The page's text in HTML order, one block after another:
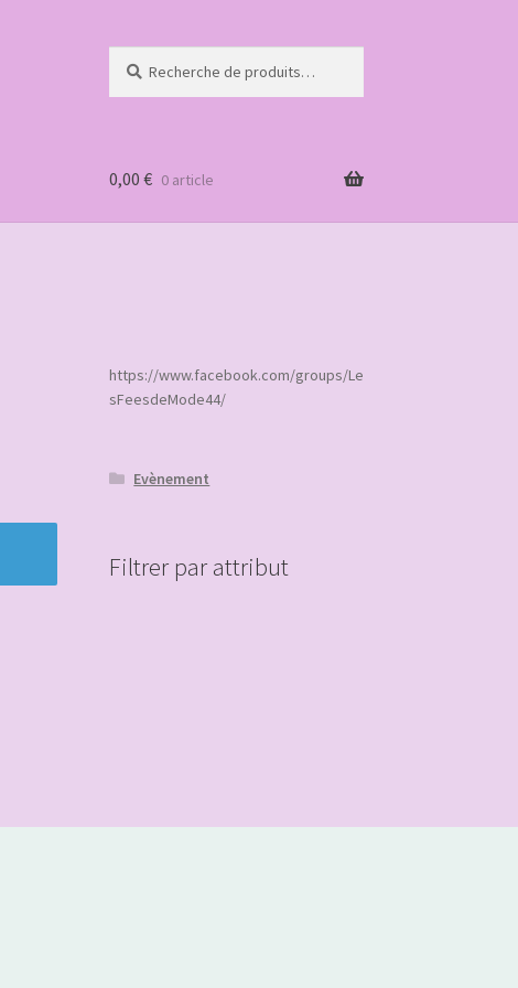
pour :
0,00 € 0 article
https://www.facebook.com/groups/Le
sFeesdeMode44/
Evènement
Filtrer par attribut